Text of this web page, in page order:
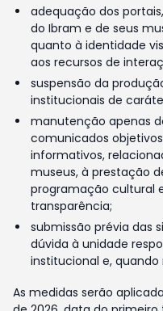
adequação dos
do Ibram e de seus
quanto à identidade
aos recursos de
suspensão da
institucionais de
manutenção apenas
comunicados
informativos,
museus, à prestação
programação cultural
transparência;
submissão prévia das
dúvida à unidade
institucional e, quando
As medidas serão